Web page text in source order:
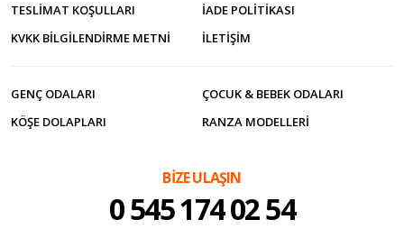
TESLIMAT KOŞULLARI
İADE POLITIKASI
KVKK BILGILENDIRME METNI
İLETİŞİM
GENÇ ODALARI
ÇOCUK & BEBEK ODALARI
KÖŞE DOLAPLARI
RANZA MODELLERI
BİZE ULAŞIN
0 545 174 02 54